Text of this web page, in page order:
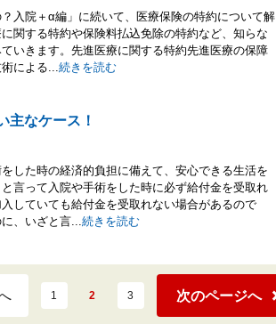
入院＋α編」に続いて、医療保険の特約について解
関する特約や保険料払込免除の特約など、知らな
いきます。先進医療に関する特約先進医療の保障
による...続きを読む
主なケース！
した時の経済的負担に備えて、安心できる生活を
言って入院や手術をした時に必ず給付金を受取れ
していても給付金を受取れない場合があるので
、いざと言...続きを読む
1 2 3 次のページへ